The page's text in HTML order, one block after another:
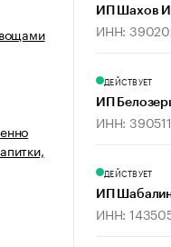
ИП Шахов
ИНН:
ДЕЙСТВУЕТ
ИП
ИНН:
ДЕЙСТВУЕТ
ИП
ИНН: